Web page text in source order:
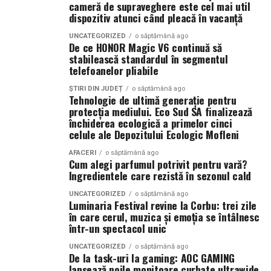
https://bit.ly/InPieleaMea
inpieleamea.ro
Mai multe detalii, imagini de la filmări, fragmente din
film, declarații din partea actorilor și informații despre
concursuri sunt disponibile pe paginile social media ale
Facebook,Instagram,TikTok.
Adrian Pădurețu semnează imaginea filmului. De sunet
s-a ocupat Bogdan Ivanovici, de scenografie Anca
Miron, iar de costume Francisca Vass.
„În Pielea Mea”este un film produs de: CB MOTION
Producător asociat: MAGNETIC MEDIA PRODUCTIONS
Producător: Claudiu Boboc
Catifeaua nu te gâdilă. Nu are părul acela care îți face
pielea să zâmbească. Te mângâie altfel, mai neted, mai
dens, mai uniform. Uneori, când e de calitate bună, pare
aproape răcoroasă la atingere, înainte să se încălzească
Prima diferență reală: cum se
simte îmbrățișarea
Aici, dacă mă întrebi pe mine, se decide totul. Un urs din
pluș, mai ales unul mare, te învăluie. Perii lui se așază pe
piele, umplu spațiul dintre tine și el. Când îl strângi, ai
senzația că strângi un nor ușor cam dezordonat, un nor
care a stat prea mult pe o canapea și a prins miros de
detergent și, poate, de parfum.
Un urs din catifea, în schimb, te întâmpină cu o
cameră de supraveghere este cel mai util
dispozitiv atunci când pleacă în vacanță
UNCATEGORIZED o săptămână ago
De ce HONOR Magic V6 continuă să
stabilească standardul în segmentul
telefoanelor pliabile
ȘTIRI DIN JUDEȚ o săptămână ago
Tehnologie de ultimă generație pentru
protecția mediului. Eco Sud SA finalizează
închiderea ecologică a primelor cinci
celule ale Depozitului Ecologic Mofleni
AFACERI o săptămână ago
Cum alegi parfumul potrivit pentru vară?
Ingredientele care rezistă în sezonul cald
UNCATEGORIZED o săptămână ago
Luminaria Festival revine la Corbu: trei zile
în care cerul, muzica și emoția se întâlnesc
într-un spectacol unic
UNCATEGORIZED o săptămână ago
De la task-uri la gaming: AOC GAMING